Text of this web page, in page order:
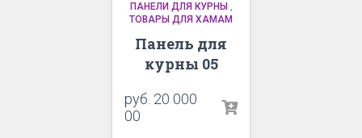
ПАНЕЛИ ДЛЯ КУРНЫ ,
ТОВАРЫ ДЛЯ ХАМАМ
Панель для
курны 05
руб. 20 000
00